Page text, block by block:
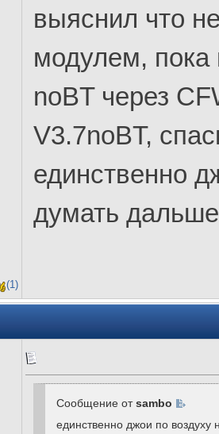
выяснил что
модулем, пока
noBT через
V3.7noBT,
единственно
думать
(1)
Сообщение отsambo
единственно джои по